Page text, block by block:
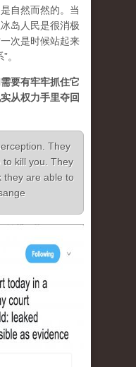
自然而然的。当
岛人民是很消极
次是时候站起来
。
要有牢牢抓住它
从权力手里夺回
They
kill you. They
they are able to